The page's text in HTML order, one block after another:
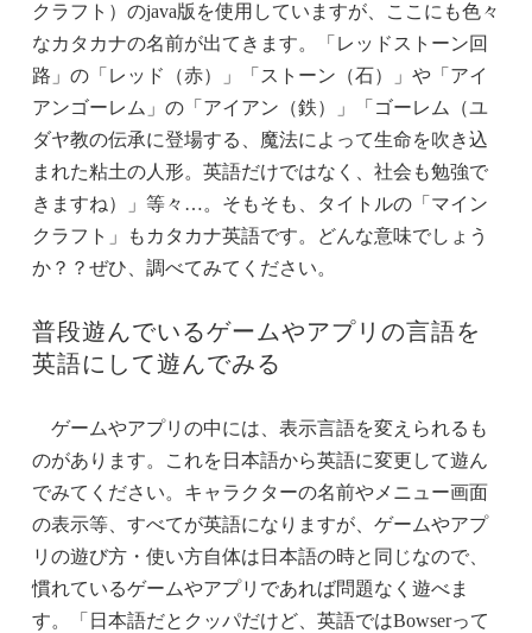
クラフト）のjava版を使用していますが、ここにも色々
なカタカナの名前が出てきます。「レッドストーン回
路」の「レッド（赤）」「ストーン（石）」や「アイ
アンゴーレム」の「アイアン（鉄）」「ゴーレム（ユ
ダヤ教の伝承に登場する、魔法によって生命を吹き込
まれた粘土の人形。英語だけではなく、社会も勉強で
きますね）」等々…。そもそも、タイトルの「マイン
クラフト」もカタカナ英語です。どんな意味でしょう
か？？ぜひ、調べてみてください。
普段遊んでいるゲームやアプリの言語を
英語にして遊んでみる
ゲームやアプリの中には、表示言語を変えられるも
のがあります。これを日本語から英語に変更して遊ん
でみてください。キャラクターの名前やメニュー画面
の表示等、すべてが英語になりますが、ゲームやアプ
リの遊び方・使い方自体は日本語の時と同じなので、
慣れているゲームやアプリであれば問題なく遊べま
す。「日本語だとクッパだけど、英語ではBowserって